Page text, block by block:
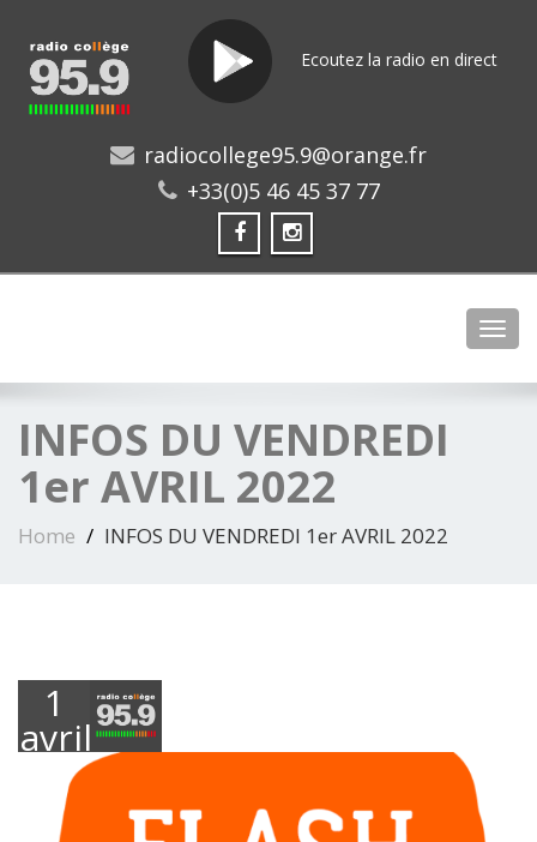
Ecoutez la radio en direct
radiocollege95.9@orange.fr
+33(0)5 46 45 37 77
INFOS DU VENDREDI
1er AVRIL 2022
Home INFOS DU VENDREDI 1er AVRIL 2022
1
avril
2022